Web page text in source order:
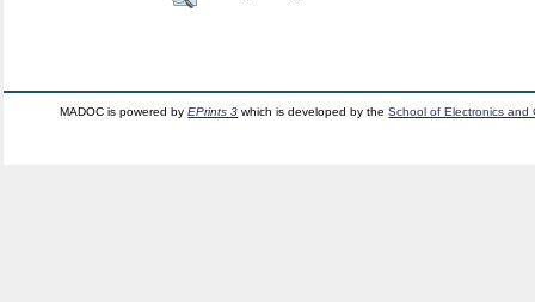
MADOC is powered byEPrints 3 which is developed by theSchool of Electronics and